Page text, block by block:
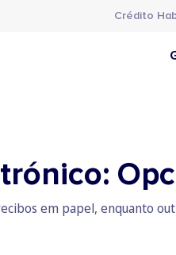
Crédito
em papel, enquanto